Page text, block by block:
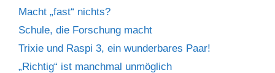
Macht „fast“ nichts?
Schule, die Forschung macht
Trixie und Raspi 3, ein wunderbares Paar!
„Richtig“ ist manchmal unmöglich